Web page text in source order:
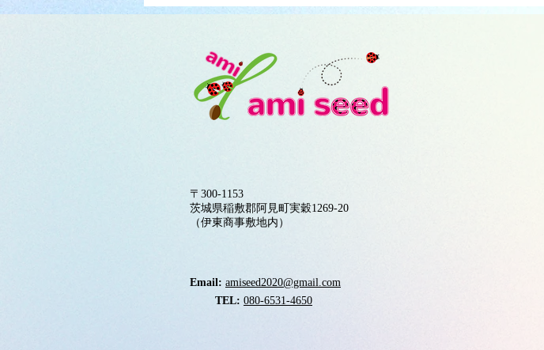
〒300-1153
茨城県稲敷郡阿見町実穀1269-20
​（伊東商事敷地内）
Email: amiseed2020@gmail.com
TEL: 080-6531-4650